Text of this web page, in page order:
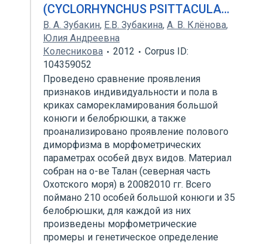
(CYCLORHYNCHUS PSITTACULA…
В. А. Зубакин, Е.В. Зубакина, А. В. Клёнова,
Юлия Андреевна
Колесникова
2012
Corpus ID:
104359052
Проведено сравнение проявления
признаков индивидуальности и пола в
криках саморекламирования большой
конюги и белобрюшки, а также
проанализировано проявление полового
диморфизма в морфометрических
параметрах особей двух видов. Материал
собран на о-ве Талан (северная часть
Охотского моря) в 20082010 гг. Всего
поймано 210 особей большой конюги и 35 
белобрюшки, для каждой из них
произведены морфометрические
промеры и генетическое определение